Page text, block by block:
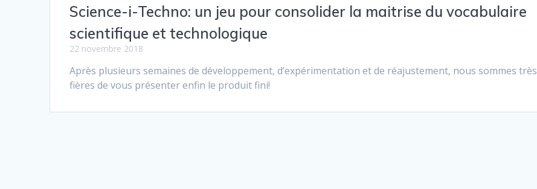
Science-i-Techno: un jeu pour consolider la maitrise du vocabulaire
scientifique et technologique
22 novembre 2018
Après plusieurs semaines de développement, d’expérimentation et de réajustement, nous sommes très
fières de vous présenter enfin le produit fini!